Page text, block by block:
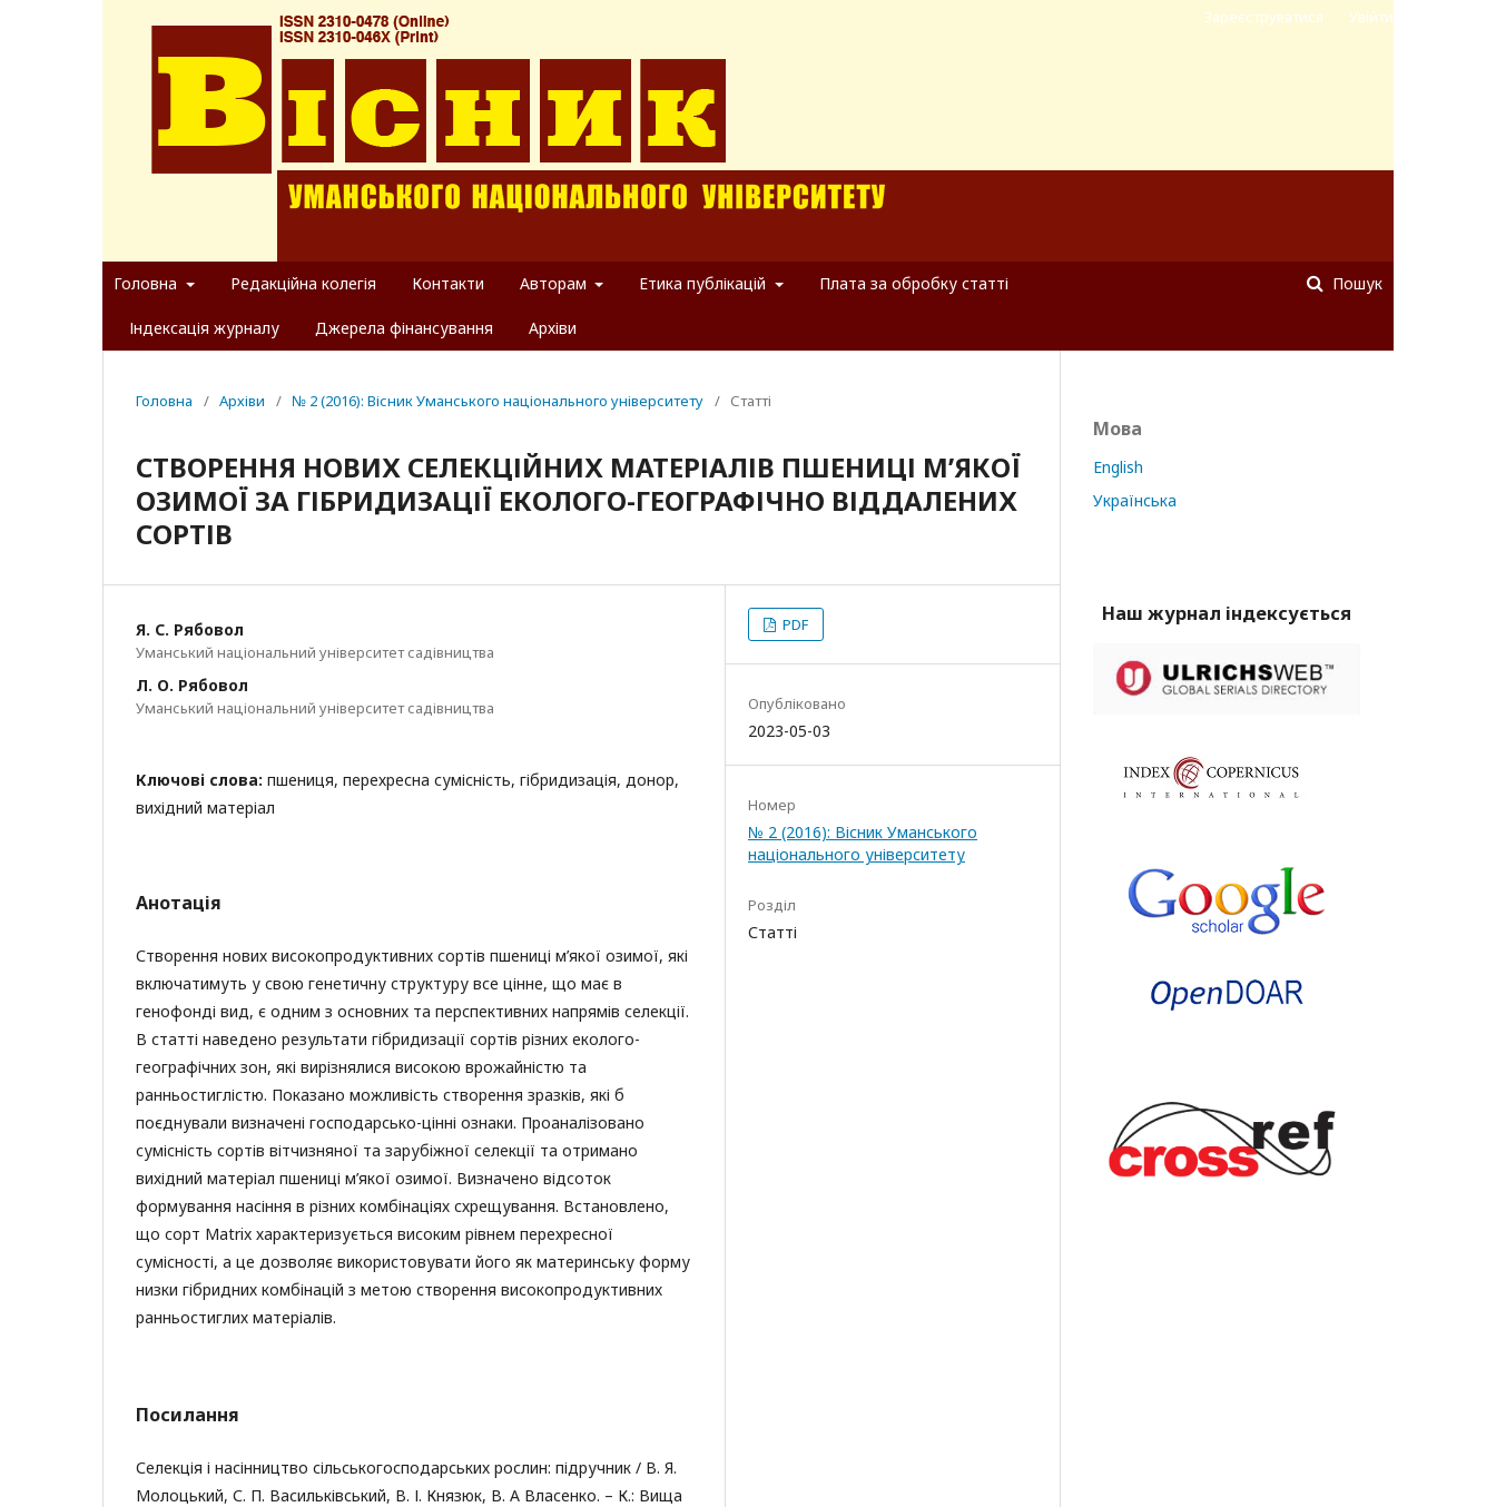
Головна Редакційна колегія Контакти Авторам Етика публікацій Плата за обробку статті
Індексація журналу Джерела фінансування Архіви
Пошук
Зареєструватися Увійти
Головна / Архіви / № 2 (2016): Вісник Уманського національного університету / Статті
СТВОРЕННЯ НОВИХ СЕЛЕКЦІЙНИХ МАТЕРІАЛІВ ПШЕНИЦІ М’ЯКОЇ
ОЗИМОЇ ЗА ГІБРИДИЗАЦІЇ ЕКОЛОГО-ГЕОГРАФІЧНО ВІДДАЛЕНИХ
СОРТІВ
Я. С. Рябовол
Уманський національний університет садівництва
Л. О. Рябовол
Уманський національний університет садівництва
Ключові слова: пшениця, перехресна сумісність, гібридизація, донор,
вихідний матеріал
Анотація
Створення нових високопродуктивних сортів пшениці м’якої озимої, які
включатимуть у свою генетичну структуру все цінне, що має в
генофонді вид, є одним з основних та перспективних напрямів селекції.
В статті наведено результати гібридизації сортів різних еколого-
географічних зон, які вирізнялися високою врожайністю та
ранньостиглістю. Показано можливість створення зразків, які б
поєднували визначені господарсько-цінні ознаки. Проаналізовано
сумісність сортів вітчизняної та зарубіжної селекції та отримано
вихідний матеріал пшениці м’якої озимої. Визначено відсоток
формування насіння в різних комбінаціях cхрещування. Встановлено,
що сорт Matrix характеризується високим рівнем перехресної
сумісності, а це дозволяє використовувати його як материнську форму
низки гібридних комбінацій з метою створення високопродуктивних
ранньостиглих матеріалів.
Посилання
Селекція і насінництво сільськогосподарських рослин: підручник / B. Я.
Молоцький, С. П. Васильківський, В. І. Князюк, В. А Власенко. – К.: Вища
PDF
Опубліковано
2023-05-03
Номер
№ 2 (2016): Вісник Уманського
національного університету
Розділ
Статті
Мова
English
Українська
Наш журнал індексується